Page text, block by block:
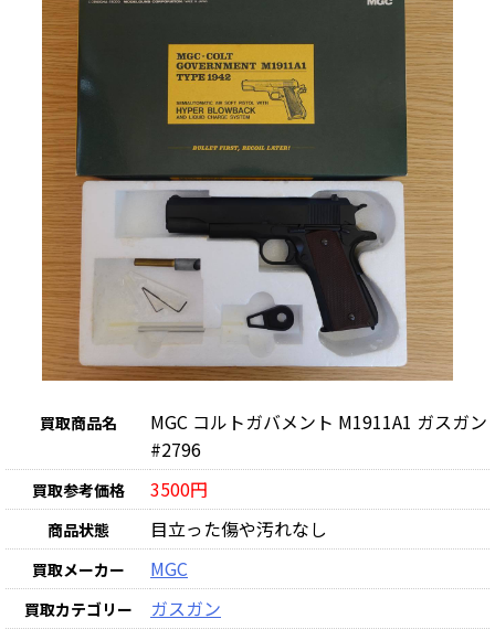
買取商品名
MGC コルトガバメント M1911A1 ガスガン
#2796
買取参考価格 3500円
商品状態 目立った傷や汚れなし
買取メーカー MGC
買取カテゴリー ガスガン